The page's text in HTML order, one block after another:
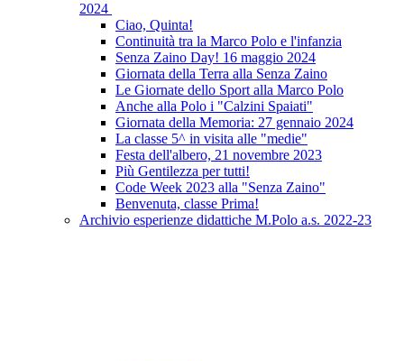
2024
Ciao, Quinta!
Continuità tra la Marco Polo e l'infanzia
Senza Zaino Day! 16 maggio 2024
Giornata della Terra alla Senza Zaino
Le Giornate dello Sport alla Marco Polo
Anche alla Polo i "Calzini Spaiati"
Giornata della Memoria: 27 gennaio 2024
La classe 5^ in visita alle "medie"
Festa dell'albero, 21 novembre 2023
Più Gentilezza per tutti!
Code Week 2023 alla "Senza Zaino"
Benvenuta, classe Prima!
Archivio esperienze didattiche M.Polo a.s. 2022-23